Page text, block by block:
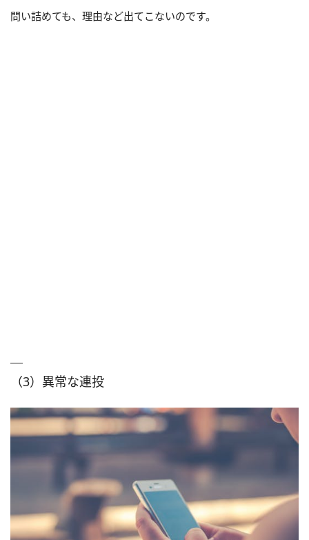
問い詰めても、理由など出てこないのです。
（3）異常な連投